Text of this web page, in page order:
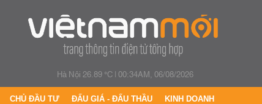
Hà Nội 26.89 °C|00:34AM, 06/08/2026
CHỦ ĐẦU TƯ ĐẤU GIÁ - ĐẤU THẦU KINH DOANH